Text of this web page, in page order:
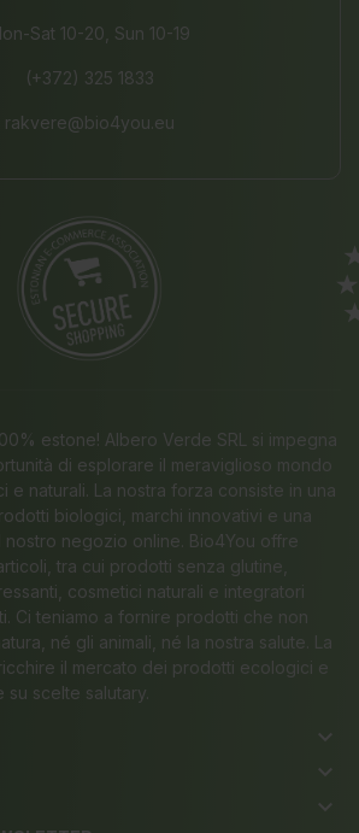
Sat 10-20, Sun 10-19
(+372) 325 1833
rakvere@bio4you.eu
estone! Albero Verde SRL si impegna
di esplorare il meraviglioso mondo
naturali. La nostra forza consiste in una
biologici, marchi innovativi e una
negozio online. Bio4You offre
tra cui prodotti senza glutine,
cosmetici naturali e integratori
Ci teniamo a fornire prodotti che non
né gli animali, né la nostra salute. La
il mercato dei prodotti ecologici e
scelte salutary.
keyboard_arrow_down
keyboard_arrow_down
keyboard_arrow_down